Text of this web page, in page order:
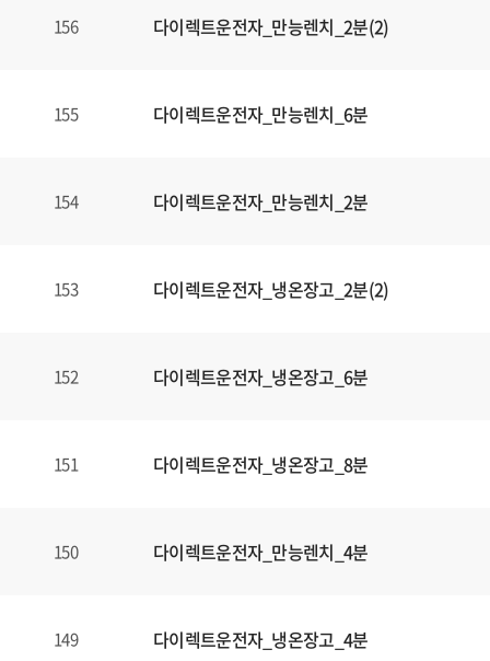
156 다이렉트운전자_만능렌치_2분(2)
155 다이렉트운전자_만능렌치_6분
154 다이렉트운전자_만능렌치_2분
153 다이렉트운전자_냉온장고_2분(2)
152 다이렉트운전자_냉온장고_6분
151 다이렉트운전자_냉온장고_8분
150 다이렉트운전자_만능렌치_4분
149 다이렉트운전자_냉온장고_4분